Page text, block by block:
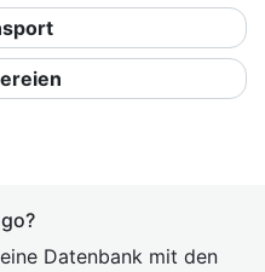
Datenbank mit den